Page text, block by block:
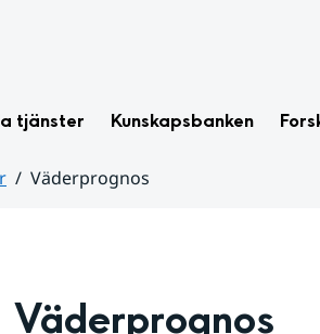
tjänster Kunskapsbanken
Väderprognos
Väderprognos